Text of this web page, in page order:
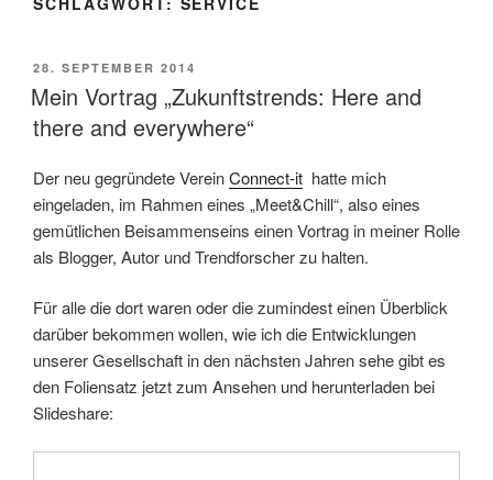
VERÖFFENTLICHT
AM
28. SEPTEMBER 2014
Mein Vortrag „Zukunftstrends: Here and
there and everywhere“
Der neu gegründete VereinConnect-it hatte mich
eingeladen, im Rahmen eines „Meet&Chill“, also eines
gemütlichen Beisammenseins einen Vortrag in meiner Rolle
als Blogger, Autor und Trendforscher zu halten.
Für alle die dort waren oder die zumindest einen Überblick
darüber bekommen wollen, wie ich die Entwicklungen
unserer Gesellschaft in den nächsten Jahren sehe gibt es
den Foliensatz jetzt zum Ansehen und herunterladen bei
Slideshare: